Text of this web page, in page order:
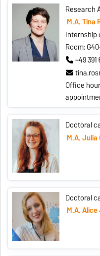
Research
M.A.
Internship
Room:
+49
Office
Doctoral
M.A.
Doctoral
M.A.